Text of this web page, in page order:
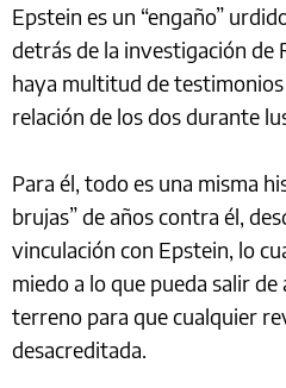
Epstein es un “engaño”
detrás de la investigación de
haya multitud de
relación de los dos durante
Para él, todo es una misma
brujas” de años contra él,
vinculación con Epstein, lo
miedo a lo que pueda salir
terreno para que cualquier
desacreditada.